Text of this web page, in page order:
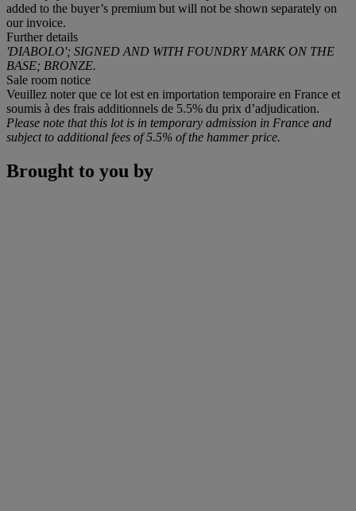
added to the buyer’s premium but will not be shown separately on
our invoice.
Further details
'DIABOLO'; SIGNED AND WITH FOUNDRY MARK ON THE
BASE; BRONZE.
Sale room notice
Veuillez noter que ce lot est en importation temporaire en France et
soumis à des frais additionnels de 5.5% du prix d’adjudication.
Please note that this lot is in temporary admission in France and
subject to additional fees of 5.5% of the hammer price.
Brought to you by